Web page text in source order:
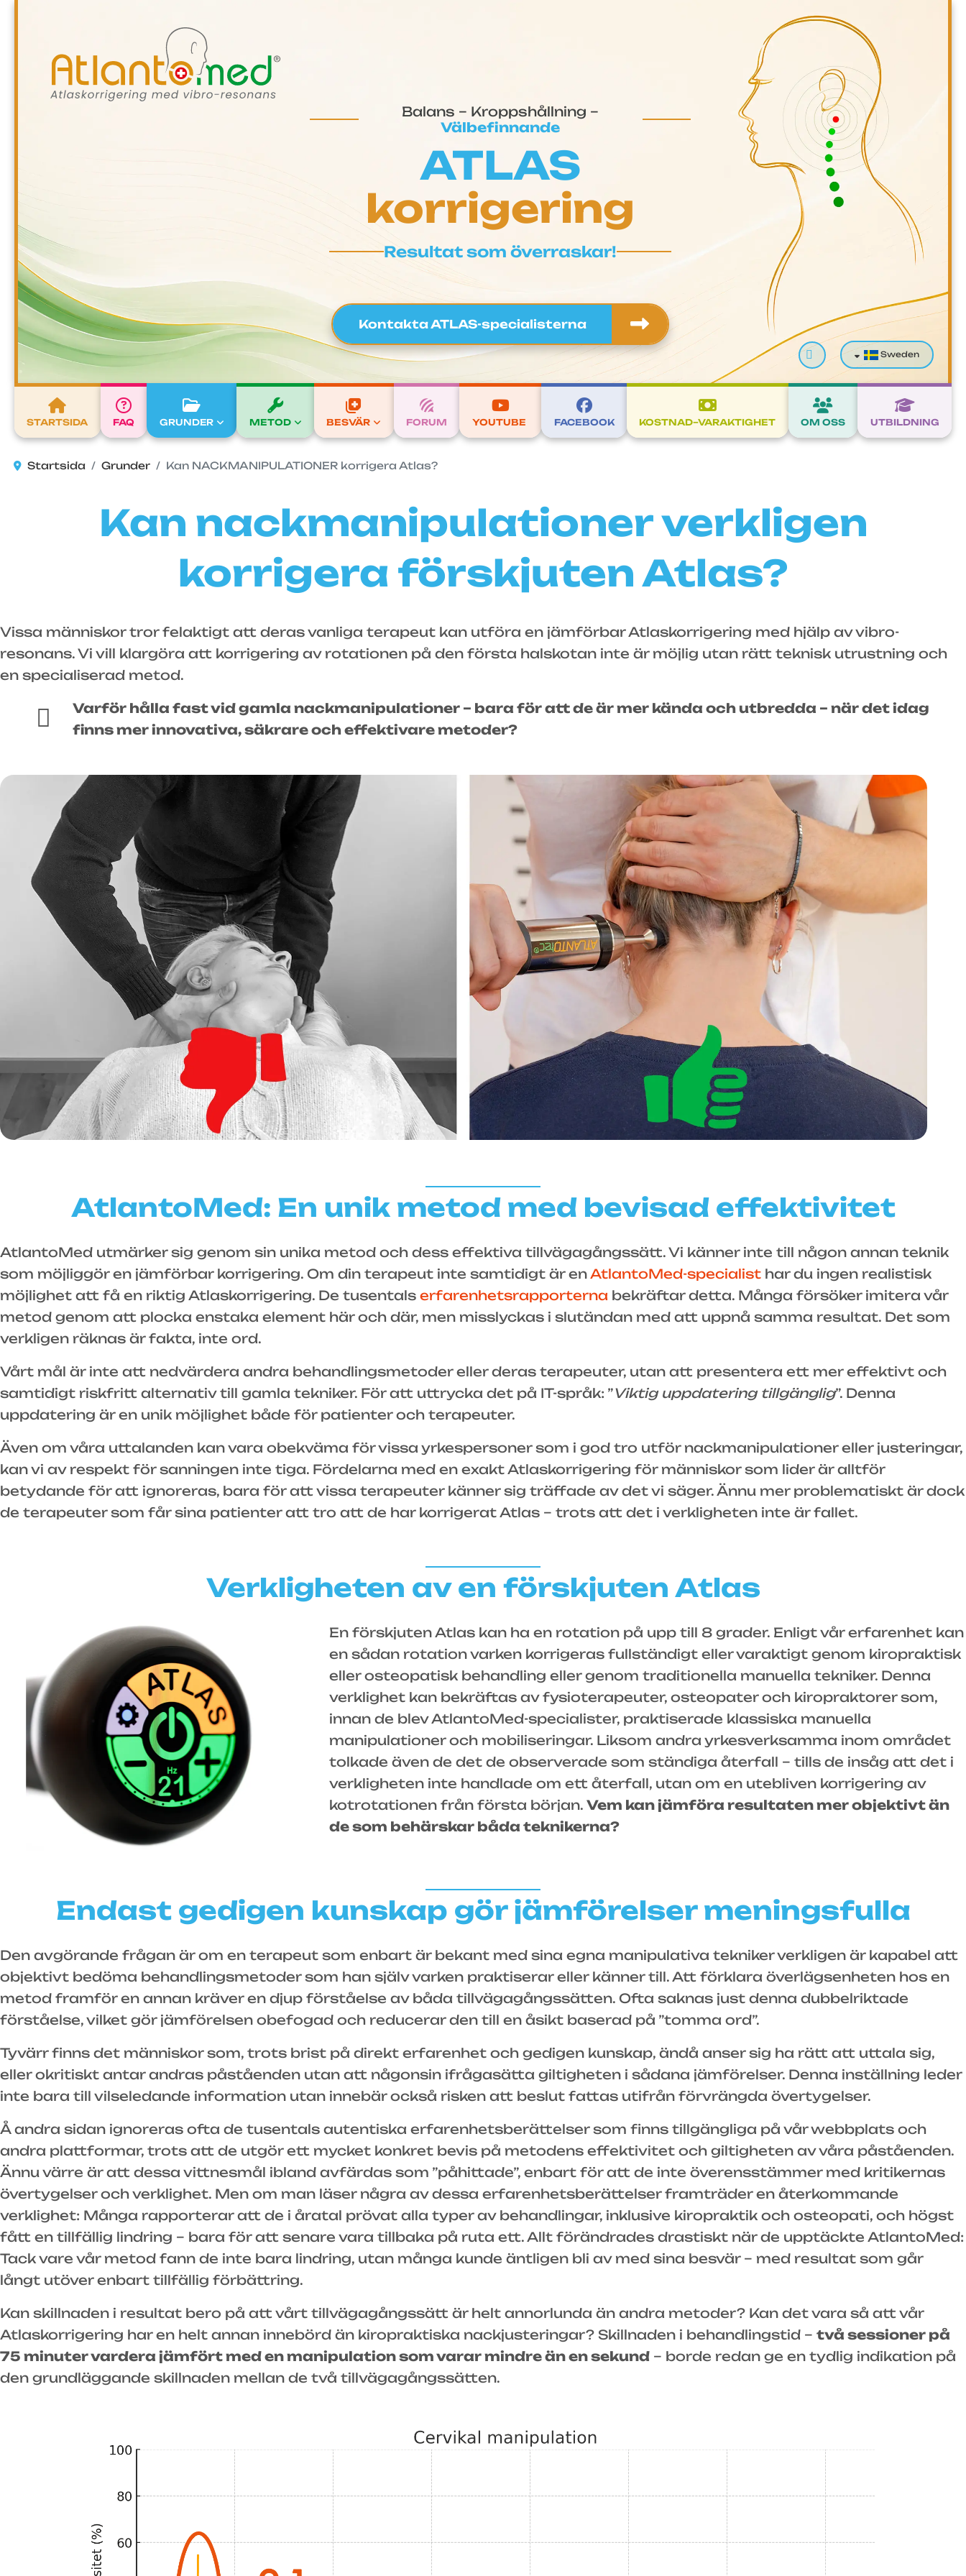
Balans – Kroppshållning –
Välbefinnande
ATLAS
korrigering
Resultat som överraskar!
Kontakta ATLAS-specialisterna
Sök Sweden
STARTSIDA FAQ GRUNDER METOD BESVÄR FORUM YOUTUBE FACEBOOK KOSTNAD–VARAKTIGHET OM OSS UTBILDNING
Startsida Grunder Kan NACKMANIPULATIONER korrigera Atlas?
Kan nackmanipulationer verkligen
korrigera förskjuten Atlas?
Vissa människor tror felaktigt att deras vanliga terapeut kan utföra en jämförbar Atlaskorrigering med hjälp av vibro-
resonans. Vi vill klargöra att korrigering av rotationen på den första halskotan inte är möjlig utan rätt teknisk utrustning och
en specialiserad metod.
Varför hålla fast vid gamla nackmanipulationer – bara för att de är mer kända och utbredda – när det idag
finns mer innovativa, säkrare och effektivare metoder?
AtlantoMed: En unik metod med bevisad effektivitet
AtlantoMed utmärker sig genom sin unika metod och dess effektiva tillvägagångssätt. Vi känner inte till någon annan teknik
som möjliggör en jämförbar korrigering. Om din terapeut inte samtidigt är enAtlantoMed-specialist har du ingen realistisk
möjlighet att få en riktig Atlaskorrigering. De tusentals erfarenhetsrapporterna bekräftar detta. Många försöker imitera vår
metod genom att plocka enstaka element här och där, men misslyckas i slutändan med att uppnå samma resultat. Det som
verkligen räknas är fakta, inte ord.
Vårt mål är inte att nedvärdera andra behandlingsmetoder eller deras terapeuter, utan att presentera ett mer effektivt och
samtidigt riskfritt alternativ till gamla tekniker. För att uttrycka det på IT-språk: ”Viktig uppdatering tillgänglig”. Denna
uppdatering är en unik möjlighet både för patienter och terapeuter.
Även om våra uttalanden kan vara obekväma för vissa yrkespersoner som i god tro utför nackmanipulationer eller justeringar,
kan vi av respekt för sanningen inte tiga. Fördelarna med en exakt Atlaskorrigering för människor som lider är alltför
betydande för att ignoreras, bara för att vissa terapeuter känner sig träffade av det vi säger. Ännu mer problematiskt är dock
de terapeuter som får sina patienter att tro att de har korrigerat Atlas – trots att det i verkligheten inte är fallet.
Verkligheten av en förskjuten Atlas
En förskjuten Atlas kan ha en rotation på upp till 8 grader. Enligt vår erfarenhet kan
en sådan rotation varken korrigeras fullständigt eller varaktigt genom kiropraktisk
eller osteopatisk behandling eller genom traditionella manuella tekniker. Denna
verklighet kan bekräftas av fysioterapeuter, osteopater och kiropraktorer som,
innan de blev AtlantoMed-specialister, praktiserade klassiska manuella
manipulationer och mobiliseringar. Liksom andra yrkesverksamma inom området
tolkade även de det de observerade som ständiga återfall – tills de insåg att det i
verkligheten inte handlade om ett återfall, utan om en utebliven korrigering av
kotrotationen från första början. Vem kan jämföra resultaten mer objektivt än
de som behärskar båda teknikerna?
Endast gedigen kunskap gör jämförelser meningsfulla
Den avgörande frågan är om en terapeut som enbart är bekant med sina egna manipulativa tekniker verkligen är kapabel att
objektivt bedöma behandlingsmetoder som han själv varken praktiserar eller känner till. Att förklara överlägsenheten hos en
metod framför en annan kräver en djup förståelse av båda tillvägagångssätten. Ofta saknas just denna dubbelriktade
förståelse, vilket gör jämförelsen obefogad och reducerar den till en åsikt baserad på ”tomma ord”.
Tyvärr finns det människor som, trots brist på direkt erfarenhet och gedigen kunskap, ändå anser sig ha rätt att uttala sig,
eller okritiskt antar andras påståenden utan att någonsin ifrågasätta giltigheten i sådana jämförelser. Denna inställning leder
inte bara till vilseledande information utan innebär också risken att beslut fattas utifrån förvrängda övertygelser.
Å andra sidan ignoreras ofta de tusentals autentiska erfarenhetsberättelser som finns tillgängliga på vår webbplats och
andra plattformar, trots att de utgör ett mycket konkret bevis på metodens effektivitet och giltigheten av våra påståenden.
Ännu värre är att dessa vittnesmål ibland avfärdas som ”påhittade”, enbart för att de inte överensstämmer med kritikernas
övertygelser och verklighet. Men om man läser några av dessa erfarenhetsberättelser framträder en återkommande
verklighet: Många rapporterar att de i åratal prövat alla typer av behandlingar, inklusive kiropraktik och osteopati, och högst
fått en tillfällig lindring – bara för att senare vara tillbaka på ruta ett. Allt förändrades drastiskt när de upptäckte AtlantoMed:
Tack vare vår metod fann de inte bara lindring, utan många kunde äntligen bli av med sina besvär – med resultat som går
långt utöver enbart tillfällig förbättring.
Kan skillnaden i resultat bero på att vårt tillvägagångssätt är helt annorlunda än andra metoder? Kan det vara så att vår
Atlaskorrigering har en helt annan innebörd än kiropraktiska nackjusteringar? Skillnaden i behandlingstid – två sessioner på
75 minuter vardera jämfört med en manipulation som varar mindre än en sekund – borde redan ge en tydlig indikation på
den grundläggande skillnaden mellan de två tillvägagångssätten.